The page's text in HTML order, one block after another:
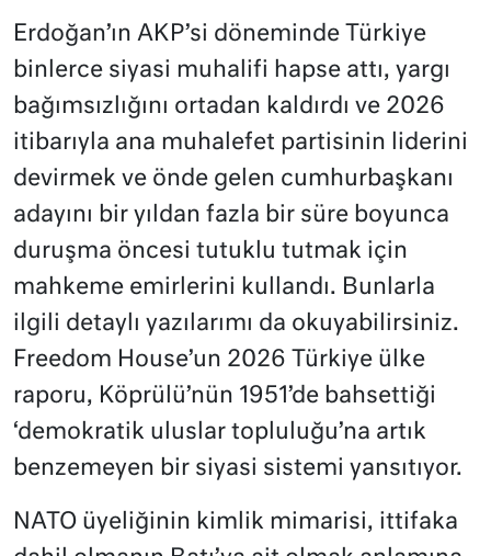
Erdoğan’ın AKP’si döneminde Türkiye
binlerce siyasi muhalifi hapse attı, yargı
bağımsızlığını ortadan kaldırdı ve 2026
itibarıyla ana muhalefet partisinin liderini
devirmek ve önde gelen cumhurbaşkanı
adayını bir yıldan fazla bir süre boyunca
duruşma öncesi tutuklu tutmak için
mahkeme emirlerini kullandı. Bunlarla
ilgili detaylı yazılarımı da okuyabilirsiniz.
Freedom House’un 2026 Türkiye ülke
raporu, Köprülü’nün 1951’de bahsettiği
‘demokratik uluslar topluluğu’na artık
benzemeyen bir siyasi sistemi yansıtıyor.
NATO üyeliğinin kimlik mimarisi, ittifaka